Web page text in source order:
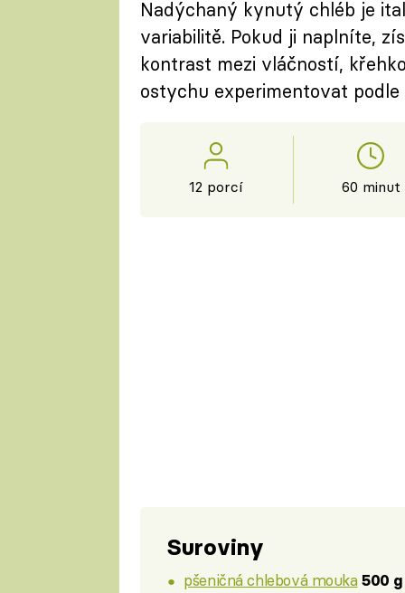
Nadýchaný kynutý chléb je
variabilitě. Pokud ji naplníte,
kontrast mezi vláčností,
ostychu experimentovat
12 porcí 60 minut
Suroviny
pšeničná chlebová mouka 500 g